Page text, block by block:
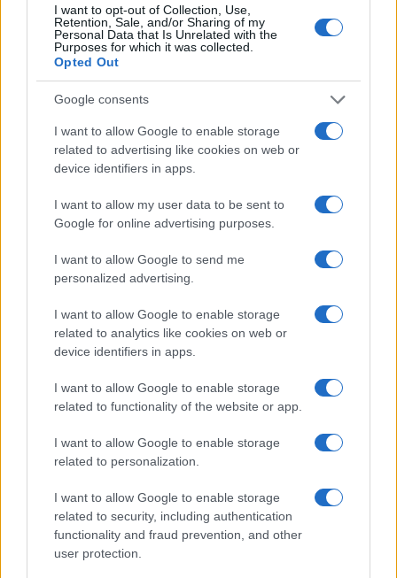
I want to opt-out of Collection, Use,
Retention, Sale, and/or Sharing of my
Personal Data that Is Unrelated with the
Purposes for which it was collected.
Opted Out
Google consents
I want to allow Google to enable storage
related to advertising like cookies on web or
device identifiers in apps.
I want to allow my user data to be sent to
Google for online advertising purposes.
I want to allow Google to send me
personalized advertising.
I want to allow Google to enable storage
related to analytics like cookies on web or
device identifiers in apps.
I want to allow Google to enable storage
related to functionality of the website or app.
I want to allow Google to enable storage
related to personalization.
I want to allow Google to enable storage
related to security, including authentication
functionality and fraud prevention, and other
user protection.
méhnyakrák a világ egyik súlyos
egészségügyi problémája, évente mintegy
félmillió új esetet fedeznek fel évente. A
méhnyakrák a második leggyakoribb
rosszindulatú daganat, és a harmadik helyen
áll a nők daganatos halálozásában a világon.
Világszerte két oltóanyagot alkalmaznak,
amelyeket a HPV néhány típusa ellen
fejlesztettek ki, ezek védelmet nyújtanak a
16-os illetve 18-as típusú humán
papillomavírussal első alkalommal történő
fertőzés ellen. Az oltások a vírussal már
fertőzöttek számára nem nyújtanak
semmilyen védelmet.